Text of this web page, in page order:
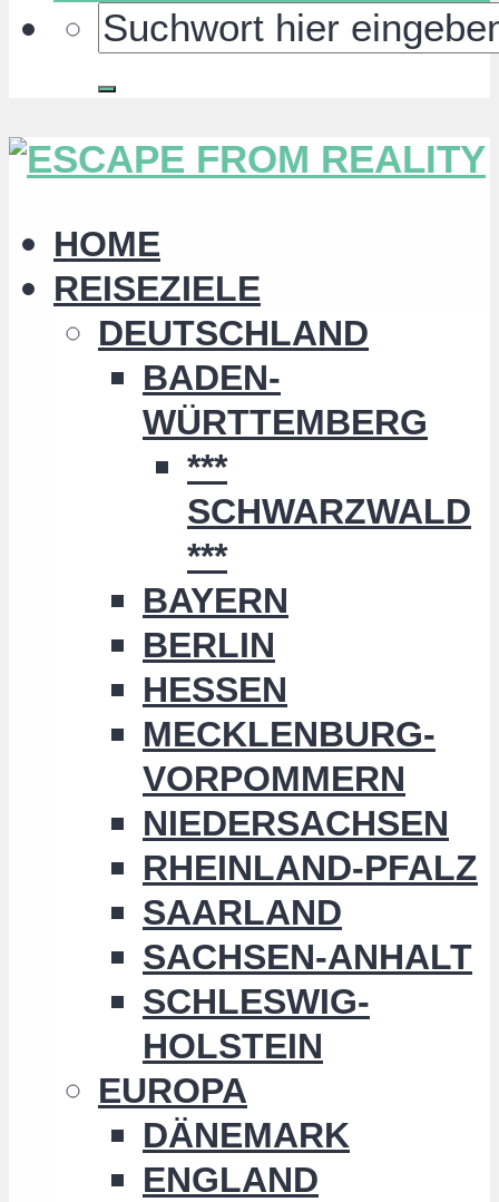
HOME
REISEZIELE
DEUTSCHLAND
BADEN-
WÜRTTEMBERG
***
SCHWARZWALD
***
BAYERN
BERLIN
HESSEN
MECKLENBURG-
VORPOMMERN
NIEDERSACHSEN
RHEINLAND-PFALZ
SAARLAND
SACHSEN-ANHALT
SCHLESWIG-
HOLSTEIN
EUROPA
DÄNEMARK
ENGLAND